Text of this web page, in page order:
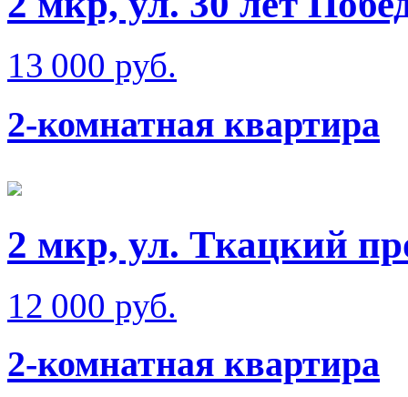
13 000 руб.
2-комнатная квартира
2 мкр, ул. Ткацкий
12 000 руб.
2-комнатная квартира